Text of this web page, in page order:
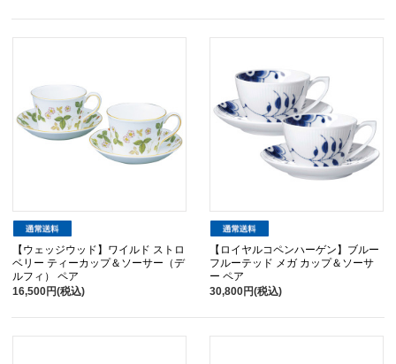
【ウェッジウッド】ワイルド ストロ
ベリー ティーカップ＆ソーサー（デ
ルフィ） ペア
16,500円(税込)
【ロイヤルコペンハーゲン】ブルー
フルーテッド メガ カップ＆ソーサ
ー ペア
30,800円(税込)